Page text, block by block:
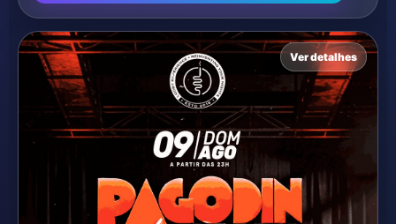
Ver detalhes